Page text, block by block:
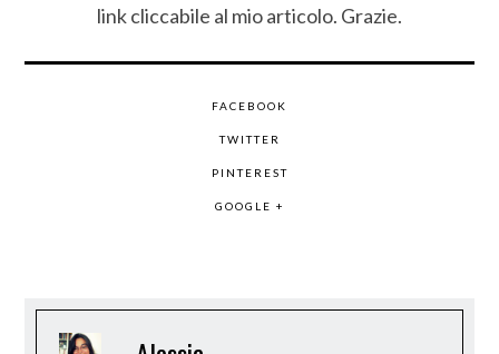
link cliccabile al mio articolo. Grazie.
FACEBOOK
TWITTER
PINTEREST
GOOGLE +